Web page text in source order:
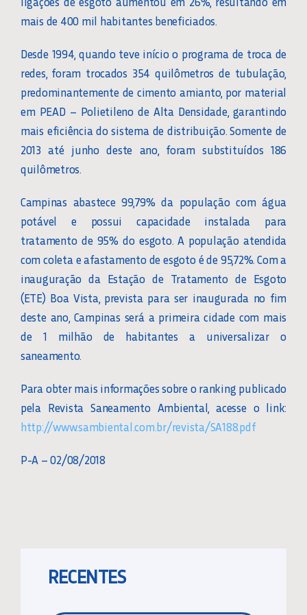
mais de 400 mil habitantes beneficiados.
Desde 1994, quando teve início o programa de troca de
redes, foram trocados 354 quilômetros de tubulação,
predominantemente de cimento amianto, por material
em PEAD – Polietileno de Alta Densidade, garantindo
mais eficiência do sistema de distribuição. Somente de
2013 até junho deste ano, foram substituídos 186
quilômetros.
Campinas abastece 99,79% da população com água
potável e possui capacidade instalada para
tratamento de 95% do esgoto. A população atendida
com coleta e afastamento de esgoto é de 95,72%. Com a
inauguração da Estação de Tratamento de Esgoto
(ETE) Boa Vista, prevista para ser inaugurada no fim
deste ano, Campinas será a primeira cidade com mais
de 1 milhão de habitantes a universalizar o
saneamento.
Para obter mais informações sobre o ranking publicado
pela Revista Saneamento Ambiental, acesse o link:
http://www.sambiental.com.br/revista/SA188.pdf
P-A – 02/08/2018
RECENTES